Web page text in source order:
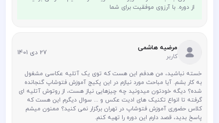
از دوره. با آرزوی موفقیت برای شما
مرضیه هاشمی
کاربر 27 دی 1401
خسته نباشید، من هدفم این هست که توی یک آتلیه عکاسی مشغول
به کار بشم. آیا مباحث مورد نیازم در این پکیج آموزش فتوشاپ گنجانده
شده؟ دیگه خودتون میدونید چه چیزهایی نیاز هست، از روتوش آتلیه ای
گرفته تا انواع تکنیک های ادیت عکس و ... سوال دیگرم این هست که
کلاس حضوری آموزش فتوشاپ در تهران برگزار نمی کنید؟ ممنون میشم
پاسخ بدید، قصد دارم این دوره را تهیه کنم.